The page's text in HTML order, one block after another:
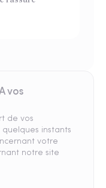
vos
de vos
instants
votre
notre site